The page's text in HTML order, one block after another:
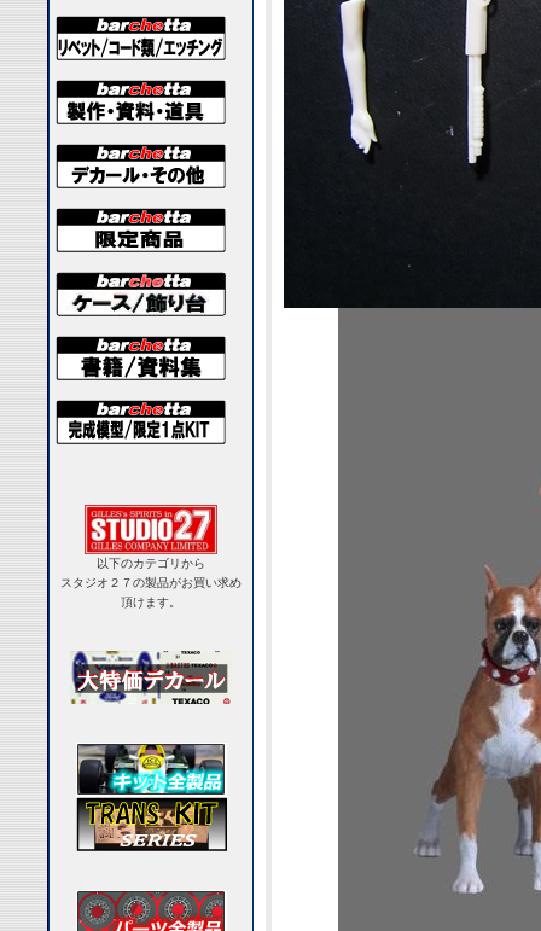
以下のカテゴリから
スタジオ２７の製品がお買い求め
頂けます。